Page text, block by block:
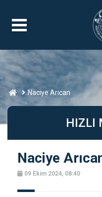
Naciye Arıcan
HIZLI
Naciye
09 Ekim 2024, 08:40